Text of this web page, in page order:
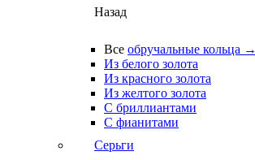
Назад
Все обручальные кольца →
Из белого золота
Из красного золота
Из желтого золота
С бриллиантами
С фианитами
Серьги